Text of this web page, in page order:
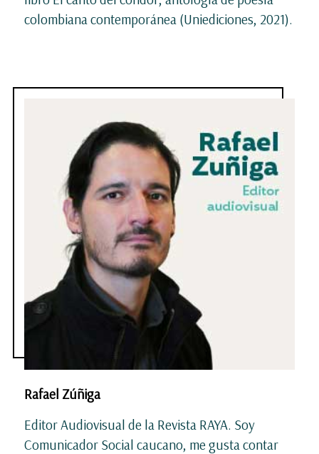
colombiana contemporánea (Uniediciones, 2021).
Rafael Zúñiga
Editor Audiovisual de la Revista RAYA. Soy
Comunicador Social caucano, me gusta contar